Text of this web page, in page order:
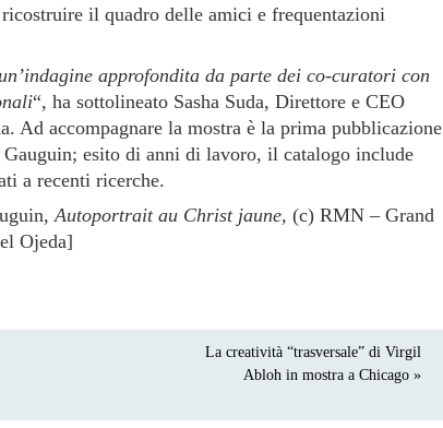
il quadro delle amici e frequentazioni
approfondita da parte dei co-curatori con
“, ha sottolineato Sasha Suda, Direttore e CEO
Ad accompagnare la mostra è la prima pubblicazione
esito di anni di lavoro, il catalogo include
a recenti ricerche.
Autoportrait au Christ jaune, (c) RMN – Grand
Ojeda]
La creatività “trasversale” di Virgil
Abloh in mostra a Chicago »